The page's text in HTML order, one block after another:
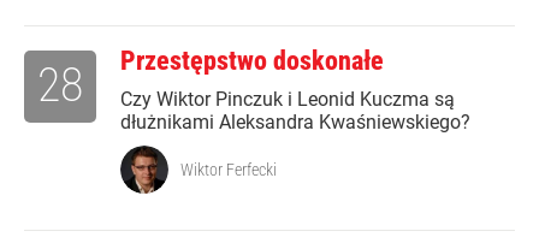
Przestępstwo doskonałe
Czy Wiktor Pinczuk i Leonid Kuczma są
dłużnikami Aleksandra Kwaśniewskiego?
28
Wiktor Ferfecki